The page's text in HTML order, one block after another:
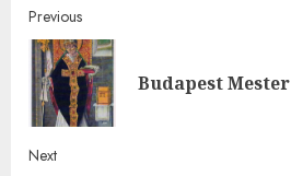
Post
navigation
Previous
Budapest Mester
Next